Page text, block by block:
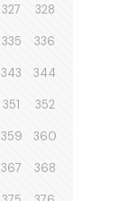
327 328
335 336
343 344
351 352
359 360
367 368